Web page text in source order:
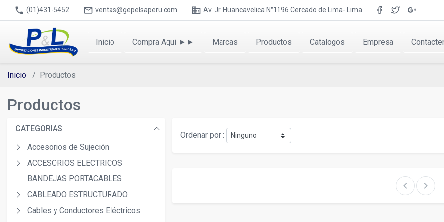
phone (01)431-5452 mail_outline ventas@gepelsaperu.com business Av. Jr. Huancavelica N°1196 Cercado de Lima- Lima
Inicio Compra Aqui ►► Marcas Productos Catalogos Empresa
Inicio Productos
Productos
CATEGORIAS
Accesorios de Sujeción
ACCESORIOS ELECTRICOS
BANDEJAS PORTACABLES
CABLEADO ESTRUCTURADO
Cables y Conductores Eléctricos
Ordenar por :
chevron_left chevron_right